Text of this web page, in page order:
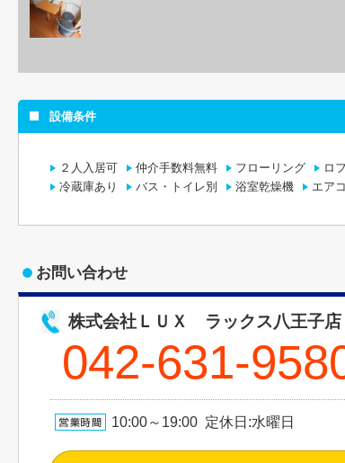
設備条件
２人入居可 仲介手数料無料 フローリング ロ
冷蔵庫あり
バス・トイレ別 浴室乾燥機 エア
お問い合わせ
株式会社ＬＵＸ ラックス八王子店
042-631-
10:00～19:00 定休日:水曜日